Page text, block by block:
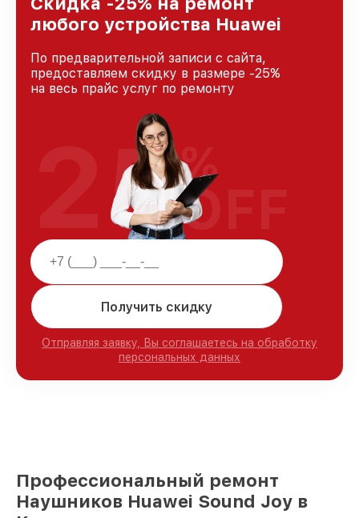
и лояльности наших клиентов.
любого устройства Huawei
По предварительной записи с сайта,
предоставляем скидку в размере -25%
на весь прайс услуг по ремонту
Получить скидку
Отправляя заявку, Вы соглашаетесь на обработку
персональных данных
25%
OFF
Профессиональный ремонт
Наушников Huawei Sound Joy в